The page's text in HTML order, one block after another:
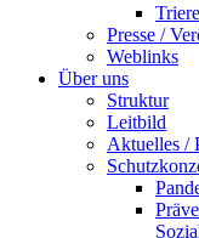
Presse /
Weblinks
Über uns
Struktur
Leitbild
Aktuelles /